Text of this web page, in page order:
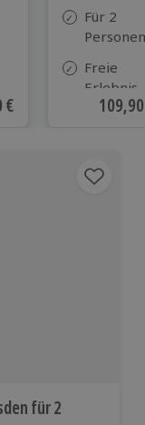
Preis
€
Für 2
Personen
Freie
Erlebnis-
Auswahl
für 2